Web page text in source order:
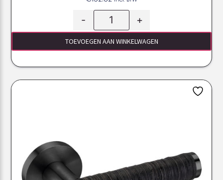
- +
TOEVOEGEN AAN WINKELWAGEN